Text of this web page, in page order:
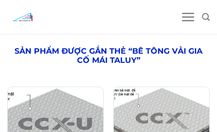
SẢN PHẨM ĐƯỢC GẮN THẺ “BÊ TÔNG VẢI GIA
CỐ MÁI TALUY”